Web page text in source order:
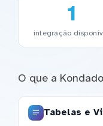
1
integração
O que a
Tabelas e